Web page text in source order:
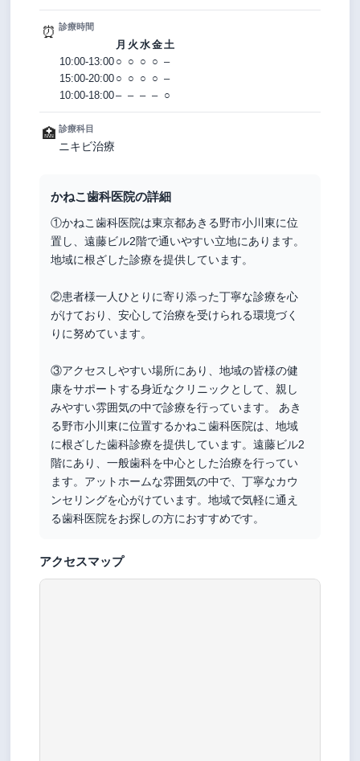
⏰ 診療時間
月 火 水金 土
10:00-13:00 ○ ○ ○ ○ –
15:00-20:00 ○ ○ ○ ○ –
10:00-18:00– – – – ○
🏥 診療科目
ニキビ治療
かねこ歯科医院の詳細
①かねこ歯科医院は東京都あきる野市小川東に位
置し、遠藤ビル2階で通いやすい立地にあります。
地域に根ざした診療を提供しています。
②患者様一人ひとりに寄り添った丁寧な診療を心
がけており、安心して治療を受けられる環境づく
りに努めています。
③アクセスしやすい場所にあり、地域の皆様の健
康をサポートする身近なクリニックとして、親し
みやすい雰囲気の中で診療を行っています。 あき
る野市小川東に位置するかねこ歯科医院は、地域
に根ざした歯科診療を提供しています。遠藤ビル2
階にあり、一般歯科を中心とした治療を行ってい
ます。アットホームな雰囲気の中で、丁寧なカウ
ンセリングを心がけています。地域で気軽に通え
る歯科医院をお探しの方におすすめです。
アクセスマップ